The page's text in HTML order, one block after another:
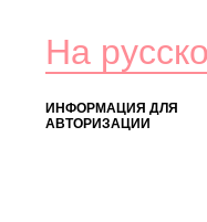
На
ИНФОРМАЦИЯ ДЛЯ
АВТОРИЗАЦИИ